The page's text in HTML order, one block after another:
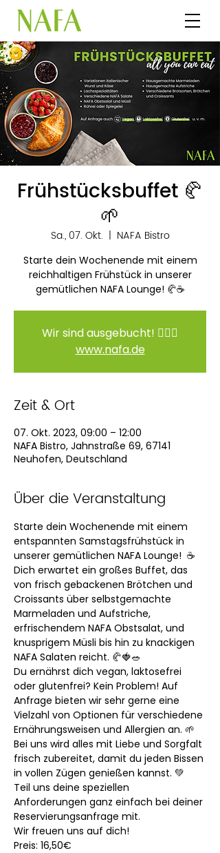
Frühstücksbuffet 🥐
🌱
Sa., 07. Okt.
  |
NAFA Bistro
Starte dein Wochenende mit einem
reichhaltigen Frühstück in unserer
gemütlichen NAFA Lounge! 🥐☕️
Wir sind ausgebucht! 🙆🏻‍♀️
www.nafa.de
Zeit & Ort
07. Okt. 2023, 09:00 – 12:00
NAFA Bistro, Jahnstraße 69, 67141
Neuhofen, Deutschland
Über die Veranstaltung
Starte dein Wochenende mit einem
entspannten Samstagsfrühstück in
unserer gemütlichen NAFA Lounge!  ☕️
Dich erwartet ein großes Buffet, das
von frisch gebackenen Brötchen und
Croissants über selbstgemachte
Marmeladen und Aufstriche,
erfrischendem NAFA Obstsalat, und
knusprigem Müsli bis hin zu knackigen
NAFA Salaten reicht. 🥐🍓🥗
Du ernährst dich vegan, laktosefrei
oder glutenfrei? Kein Problem! Auf
Anfrage bieten wir sehr gerne eine
Vielzahl von Optionen für verschiedene
Ernährungsweisen und Allergien an. 🌱
Bei uns wird alles mit Liebe und Sorgfalt
frisch zubereitet, damit du jeden Bissen
in vollen Zügen genießen kannst. 💚
Teil uns deine speziellen
Anforderungen ganz einfach bei deiner
Reservierungsanfrage mit.
Wir freuen uns auf dich!
Preis: 16,50€